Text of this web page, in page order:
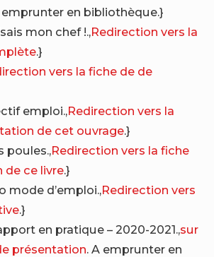
emprunter en bibliothèque.}
mon chef !.,Redirection vers la
.}
vers la fiche de de
emploi.,Redirection vers la
de cet ouvrage.}
poules.,Redirection vers la fiche
de ce livre.}
mode d’emploi.,Redirection vers
.}
en pratique – 2020-2021.,sur
présentation. A emprunter en